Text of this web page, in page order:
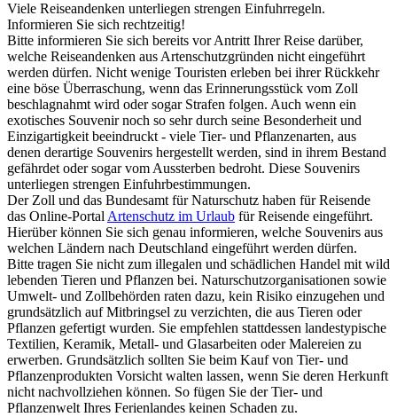
Viele Reiseandenken unterliegen strengen Einfuhrregeln.
Informieren Sie sich rechtzeitig!
Bitte informieren Sie sich bereits vor Antritt Ihrer Reise darüber,
welche Reiseandenken aus Artenschutzgründen nicht eingeführt
werden dürfen. Nicht wenige Touristen erleben bei ihrer Rückkehr
eine böse Überraschung, wenn das Erinnerungsstück vom Zoll
beschlagnahmt wird oder sogar Strafen folgen. Auch wenn ein
exotisches Souvenir noch so sehr durch seine Besonderheit und
Einzigartigkeit beeindruckt - viele Tier- und Pflanzenarten, aus
denen derartige Souvenirs hergestellt werden, sind in ihrem Bestand
gefährdet oder sogar vom Aussterben bedroht. Diese Souvenirs
unterliegen strengen Einfuhrbestimmungen.
Der Zoll und das Bundesamt für Naturschutz haben für Reisende
das Online-Portal Artenschutz im Urlaub für Reisende eingeführt.
Hierüber können Sie sich genau informieren, welche Souvenirs aus
welchen Ländern nach Deutschland eingeführt werden dürfen.
Bitte tragen Sie nicht zum illegalen und schädlichen Handel mit wild
lebenden Tieren und Pflanzen bei. Naturschutzorganisationen sowie
Umwelt- und Zollbehörden raten dazu, kein Risiko einzugehen und
grundsätzlich auf Mitbringsel zu verzichten, die aus Tieren oder
Pflanzen gefertigt wurden. Sie empfehlen stattdessen landestypische
Textilien, Keramik, Metall- und Glasarbeiten oder Malereien zu
erwerben. Grundsätzlich sollten Sie beim Kauf von Tier- und
Pflanzenprodukten Vorsicht walten lassen, wenn Sie deren Herkunft
nicht nachvollziehen können. So fügen Sie der Tier- und
Pflanzenwelt Ihres Ferienlandes keinen Schaden zu.